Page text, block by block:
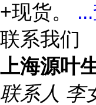
+现货。 ...
联系我们
上海源叶
联系人 李